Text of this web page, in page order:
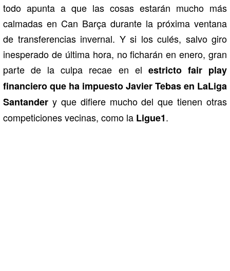
todo apunta a que las cosas estarán mucho más
calmadas en Can Barça durante la próxima ventana
de transferencias invernal. Y si los culés, salvo giro
inesperado de última hora, no ficharán en enero, gran
parte de la culpa recae en el estricto fair play
financiero que ha impuesto Javier Tebas en LaLiga
Santander y que difiere mucho del que tienen otras
competiciones vecinas, como la Ligue1.